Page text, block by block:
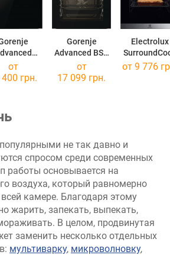
6747
DGWI
Gorenje
Advanced BSA
6747 A04 BG
Electrolux
EOF
от
грн.
от
17 099 грн.
от 9 776
не так давно и
спросом среди современных
работы основывается на
воздуха, который равномерно
камере. Благодаря этому
жарить, запекать, выпекать,
В целом, продвинутая
заменить несколько отдельных
мультиварку, микроволновку,